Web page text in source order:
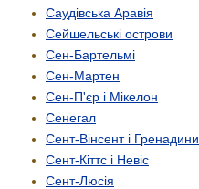
Саудівська Аравія
Сейшельські острови
Сен-Бартельмі
Сен-Мартен
Сен-П'єр і Мікелон
Сенегал
Сент-Вінсент і Гренадини
Сент-Кіттс і Невіс
Сент-Люсія